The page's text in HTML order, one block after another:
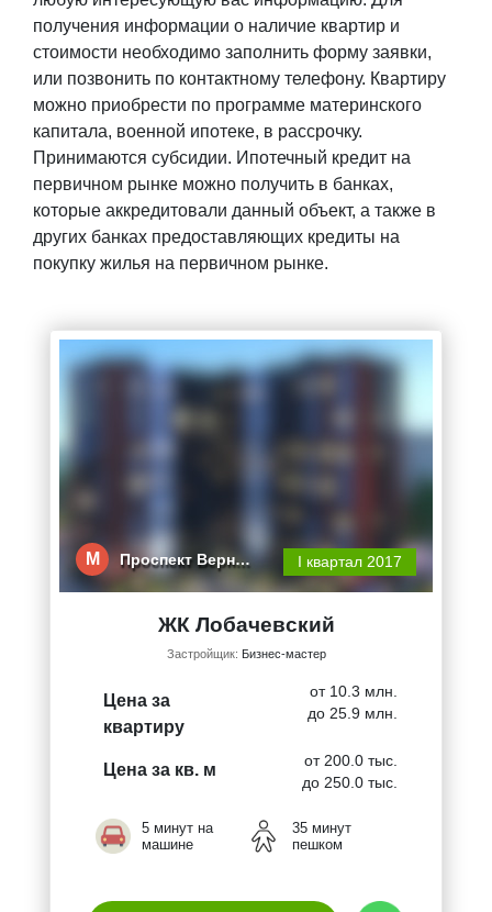
получения информации о наличие квартир и
стоимости необходимо заполнить форму заявки,
или позвонить по контактному телефону. Квартиру
можно приобрести по программе материнского
капитала, военной ипотеке, в рассрочку.
Принимаются субсидии. Ипотечный кредит на
первичном рынке можно получить в банках,
которые аккредитовали данный объект, а также в
других банках предоставляющих кредиты на
покупку жилья на первичном рынке.
М Проспект Верн… I квартал 2017
ЖК Лобачевский
Застройщик: Бизнес-мастер
Цена за
квартиру
от 10.3 млн.
до 25.9 млн.
Цена за кв. м
от 200.0 тыс.
до 250.0 тыс.
5 минут на
машине
35 минут
пешком